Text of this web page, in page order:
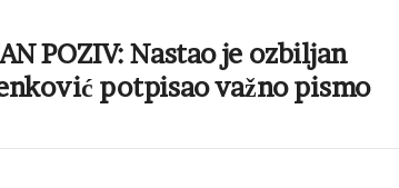
POZIV: Nastao je ozbiljan
potpisao važno pismo